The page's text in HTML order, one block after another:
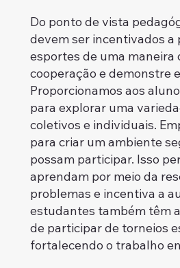
Do ponto de vista
devem ser incentivados a
esportes de uma maneira
cooperação e demonstre
Proporcionamos aos
para explorar uma
coletivos e individuais.
para criar um ambiente
possam participar. Isso
aprendam por meio da
problemas e incentiva a
estudantes também têm
de participar de torneios
fortalecendo o trabalho